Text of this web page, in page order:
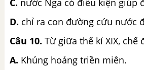
C. nước Nga có điều kiện giúp
D. chỉ ra con đường cứu nước
Câu 10. Từ giữa thế kỉ XIX,
A. Khủng hoảng triền miên.